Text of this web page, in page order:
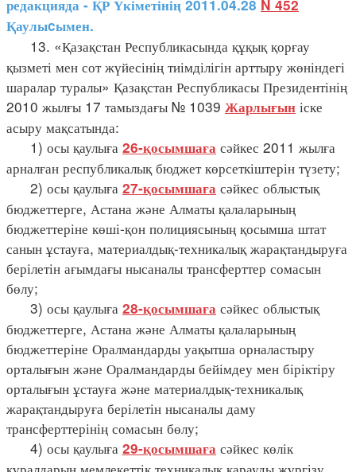
редакцияда - ҚР Үкіметінің 2011.04.28 N 452
Қаулыcымен.
13. «Қазақстан Республикасында құқық қорғау
қызметі мен сот жүйесінің тиімділігін арттыру жөніндегі
шаралар туралы» Қазақстан Республикасы Президентінің
2010 жылғы 17 тамыздағы № 1039 Жарлығын іске
асыру мақсатында:
1) осы қаулыға 26-қосымшаға сәйкес 2011 жылға
арналған республикалық бюджет көрсеткіштерін түзету;
2) осы қаулыға 27-қосымшаға сәйкес облыстық
бюджеттерге, Астана және Алматы қалаларының
бюджеттеріне көші-қон полициясының қосымша штат
санын ұстауға, материалдық-техникалық жарақтандыруға
берілетін ағымдағы нысаналы трансферттер сомасын
бөлу;
3) осы қаулыға 28-қосымшаға сәйкес облыстық
бюджеттерге, Астана және Алматы қалаларының
бюджеттеріне Оралмандарды уақытша орналастыру
орталығын және Оралмандарды бейімдеу мен біріктіру
орталығын ұстауға және материалдық-техникалық
жарақтандыруға берілетін нысаналы даму
трансферттерінің сомасын бөлу;
4) осы қаулыға 29-қосымшаға сәйкес көлік
құралдарын мемлекеттік техникалық қарауды жүргізу